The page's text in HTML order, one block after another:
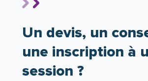
Un devis, un
une inscription à
session ?